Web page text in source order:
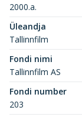
2000.a.
Üleandja
Tallinnfilm
Fondi nimi
Tallinnfilm AS
Fondi number
203